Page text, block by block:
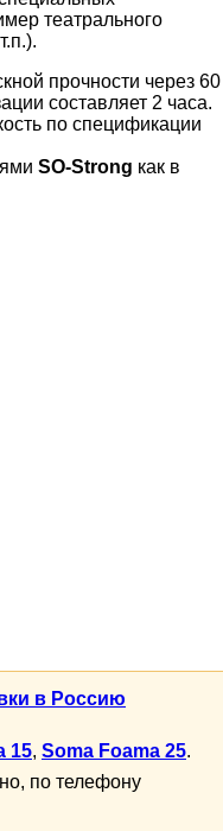
театрального
прочности через 60
составляет 2 часа.
по спецификации
SO-Strong как в
в Россию
15, Soma Foama 25.
по телефону